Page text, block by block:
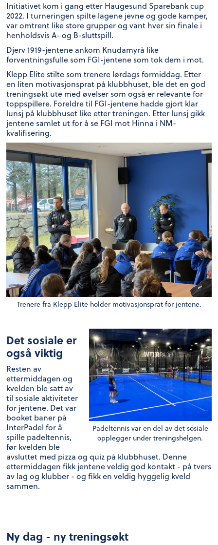
Initiativet kom i gang etter Haugesund Sparebank cup
2022. I turneringen spilte lagene jevne og gode kamper,
var omtrent like store grupper og vant hver sin finale i
henholdsvis A- og B-sluttspill.
Djerv 1919-jentene ankom Knudamyrå like
forventningsfulle som FGI-jentene som tok dem i mot.
Klepp Elite stilte som trenere lørdags formiddag. Etter
en liten motivasjonsprat på klubbhuset, ble det en god
treningsøkt ute med øvelser som også er relevante for
toppspillere. Foreldre til FGI-jentene hadde gjort klar
lunsj på klubbhuset like etter treningen. Etter lunsj gikk
jentene samlet ut for å se FGI mot Hinna i NM-
kvalifisering.
Trenere fra Klepp Elite holder motivasjonsprat for jentene.
Padeltennis var en del av det sosiale
opplegger under treningshelgen.
Det sosiale er
også viktig
Resten av
ettermiddagen og
kvelden ble satt av
til sosiale aktiviteter
for jentene. Det var
booket baner på
InterPadel for å
spille padeltennis,
før kvelden ble
avsluttet med pizza og quiz på klubbhuset. Denne
ettermiddagen fikk jentene veldig god kontakt - på tvers
av lag og klubber - og fikk en veldig hyggelig kveld
sammen.
Ny dag - ny treningsøkt